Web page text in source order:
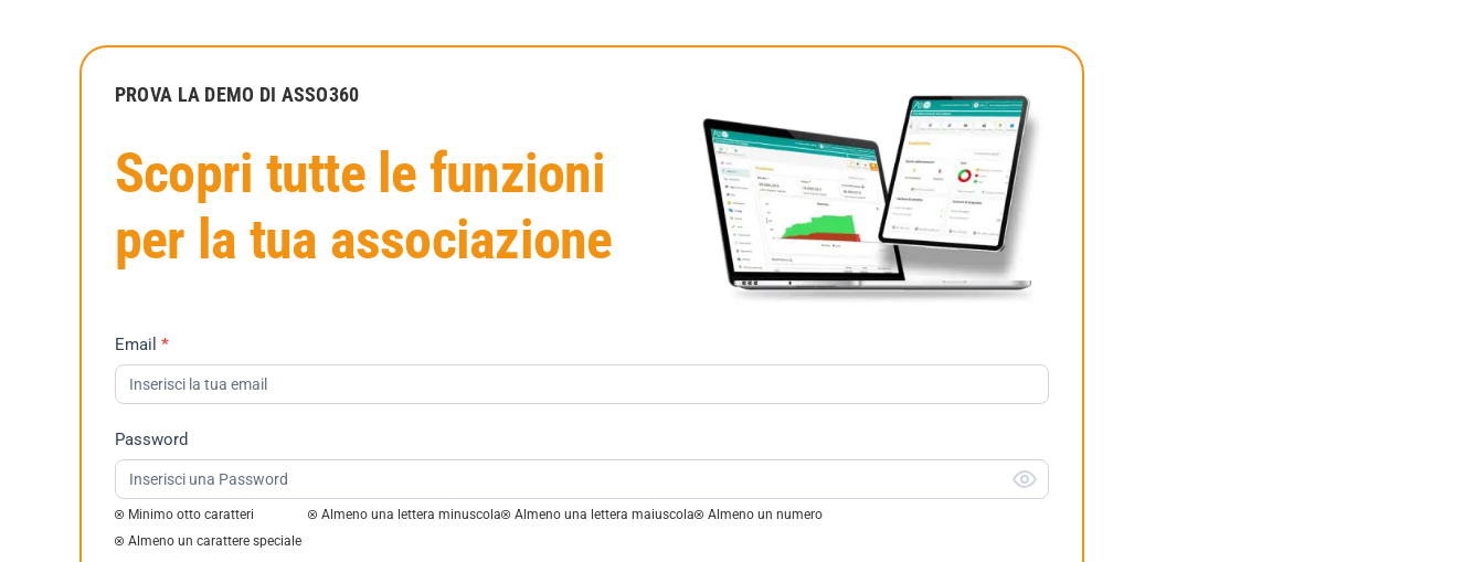
PROVA LA DEMO DI ASSO360
Scopri tutte le funzioni
per la tua associazione
Richiesta
Demo
2023
Email *
Password
Minimo otto caratteri Almeno una lettera minuscola Almeno una lettera maiuscola
Almeno un numero
Almeno un carattere speciale